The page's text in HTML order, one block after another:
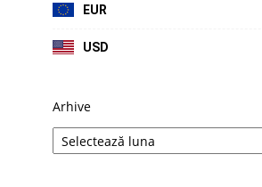
EUR
USD
Arhive